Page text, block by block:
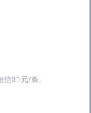
0.1元/条。